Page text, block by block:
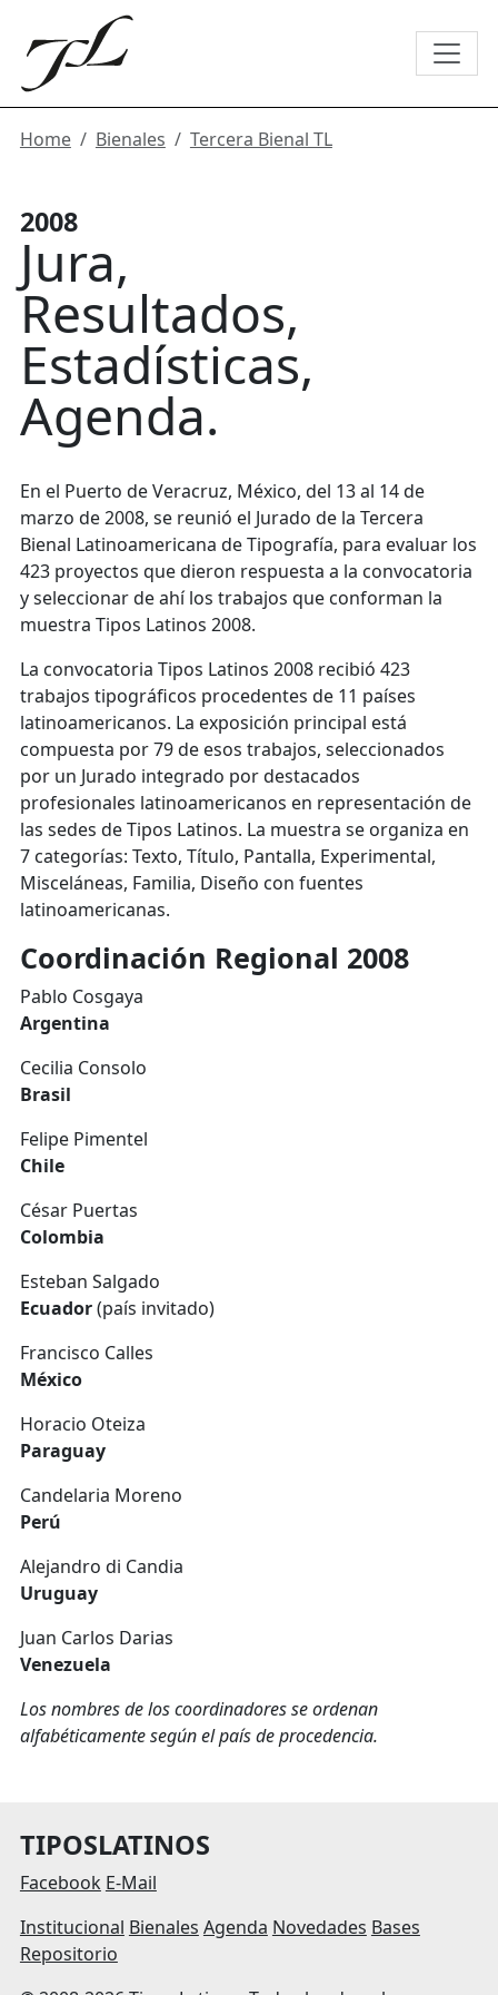
Home Bienales Tercera Bienal TL
2008
Jura
Resultados
Estadísticas
Agenda
En el Puerto de Veracruz, México, del 13 al 14 de
marzo de 2008, se reunió el Jurado de la Tercera
Bienal Latinoamericana de Tipografía, para evaluar los
423 proyectos que dieron respuesta a la convocatoria
y seleccionar de ahí los trabajos que conforman la
muestra Tipos Latinos 2008.
La convocatoria Tipos Latinos 2008 recibió 423
trabajos tipográficos procedentes de 11 países
latinoamericanos. La exposición principal está
compuesta por 79 de esos trabajos, seleccionados
por un Jurado integrado por destacados
profesionales latinoamericanos en representación de
las sedes de Tipos Latinos. La muestra se organiza en
7 categorías: Texto, Título, Pantalla, Experimental,
Misceláneas, Familia, Diseño con fuentes
latinoamericanas.
Coordinación Regional 2008
Pablo Cosgaya
Argentina
Cecilia Consolo
Brasil
Felipe Pimentel
Chile
César Puertas
Colombia
Esteban Salgado
Ecuador(país invitado)
Francisco Calles
México
Horacio Oteiza
Paraguay
Candelaria Moreno
Perú
Alejandro di Candia
Uruguay
Juan Carlos Darias
Venezuela
Los nombres de los coordinadores se ordenan
alfabéticamente según el país de procedencia.
TIPOSLATINOS
Facebook E-Mail
Institucional Bienales Agenda Novedades Bases
Repositorio